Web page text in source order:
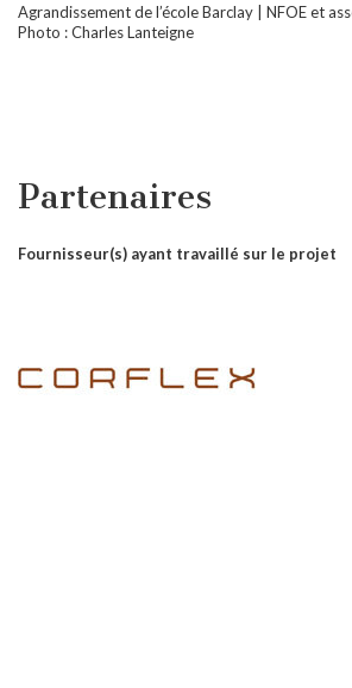
Agrandissement de l’école Barclay | NFOE et
Photo : Charles Lanteigne
Partenaires
Fournisseur(s) ayant travaillé sur le projet